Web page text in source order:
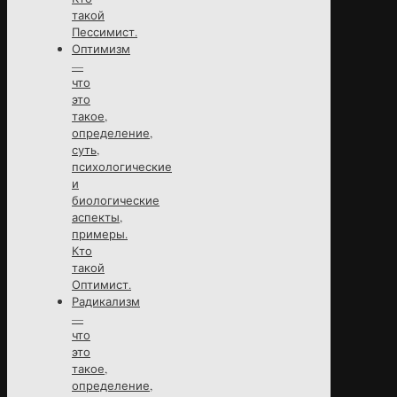
такой
Пессимист.
Оптимизм
—
что
это
такое,
определение,
суть,
психологические
и
биологические
аспекты,
примеры.
Кто
такой
Оптимист.
Радикализм
—
что
это
такое,
определение,